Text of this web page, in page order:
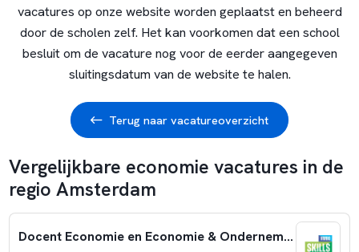
vacatures op onze website worden geplaatst en beheerd
door de scholen zelf. Het kan voorkomen dat een school
besluit om de vacature nog voor de eerder aangegeven
sluitingsdatum van de website te halen.
Terug naar vacatureoverzicht
Vergelijkbare economie vacatures in de
regio Amsterdam
Docent Economie en Economie & Ondernemen 0,8-1,0 fte